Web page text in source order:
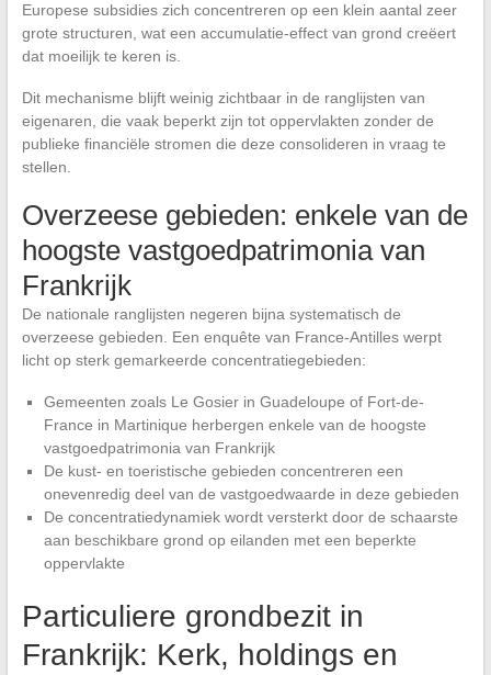
Europese subsidies zich concentreren op een klein aantal zeer
grote structuren, wat een accumulatie-effect van grond creëert
dat moeilijk te keren is.
Dit mechanisme blijft weinig zichtbaar in de ranglijsten van
eigenaren, die vaak beperkt zijn tot oppervlakten zonder de
publieke financiële stromen die deze consolideren in vraag te
stellen.
Overzeese gebieden: enkele van de
hoogste vastgoedpatrimonia van
Frankrijk
De nationale ranglijsten negeren bijna systematisch de
overzeese gebieden. Een enquête van France-Antilles werpt
licht op sterk gemarkeerde concentratiegebieden:
Gemeenten zoals Le Gosier in Guadeloupe of Fort-de-
France in Martinique herbergen enkele van de hoogste
vastgoedpatrimonia van Frankrijk
De kust- en toeristische gebieden concentreren een
onevenredig deel van de vastgoedwaarde in deze gebieden
De concentratiedynamiek wordt versterkt door de schaarste
aan beschikbare grond op eilanden met een beperkte
oppervlakte
Particuliere grondbezit in
Frankrijk: Kerk, holdings en